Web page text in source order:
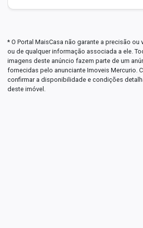
* O Portal MaisCasa não garante a precisão ou
ou de qualquer informação associada a ele.
imagens deste anúncio fazem parte de um
fornecidas pelo anunciante Imoveis Mercurio.
confirmar a disponibilidade e condições
deste imóvel.